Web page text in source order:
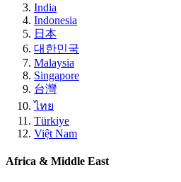
India
Indonesia
日本
대한민국
Malaysia
Singapore
台灣
ไทย
Türkiye
Việt Nam
Africa & Middle East